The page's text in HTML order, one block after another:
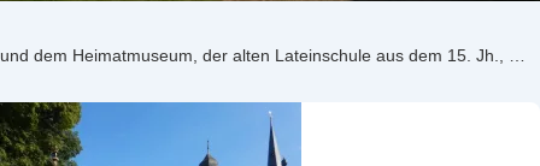
und dem Heimatmuseum, der alten Lateinschule aus dem 15. Jh., …